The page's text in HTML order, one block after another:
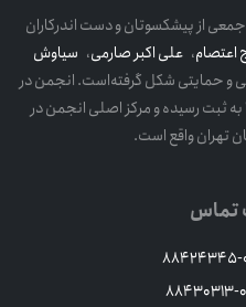
پیشکسوتان و دست اندرکاران
،علی اکبر صارمی،سیاوش
حمایتی شکل گرفته‌است. انجمن در
۱۲/۲۵ به شماره ثبت ۱۶۳۹۲ به ثبت رسیده و مرکز اصلی انجمن در
واقع است.